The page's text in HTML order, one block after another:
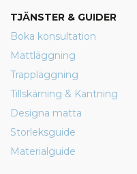
TJÄNSTER & GUIDER
Boka konsultation
Mattläggning
Trappläggning
Tillskärning & Kantning
Designa matta
Storleksguide
Materialguide